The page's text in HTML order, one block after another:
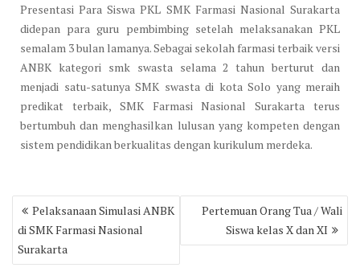
Presentasi Para Siswa PKL SMK Farmasi Nasional Surakarta
didepan para guru pembimbing setelah melaksanakan PKL
semalam 3 bulan lamanya. Sebagai sekolah farmasi terbaik versi
ANBK kategori smk swasta selama 2 tahun berturut dan
menjadi satu-satunya SMK swasta di kota Solo yang meraih
predikat terbaik, SMK Farmasi Nasional Surakarta terus
bertumbuh dan menghasilkan lulusan yang kompeten dengan
sistem pendidikan berkualitas dengan kurikulum merdeka.
Post
navigation
Pelaksanaan Simulasi ANBK
di SMK Farmasi Nasional
Surakarta
Pertemuan Orang Tua / Wali
Siswa kelas X dan XI